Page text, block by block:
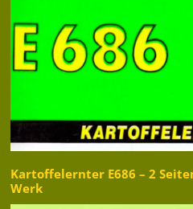
Kartoffelernter E686 – 2
Werk